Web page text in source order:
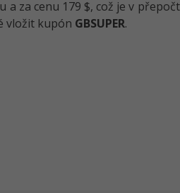
a za cenu 179 $, což je v
vložit kupón GBSUPER.